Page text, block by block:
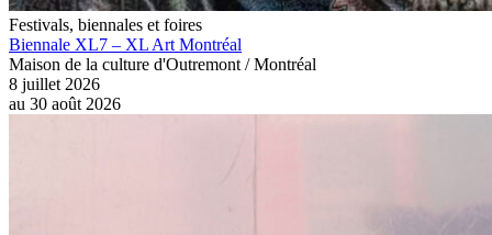
Festivals, biennales et foires
Biennale XL7 – XL Art Montréal
Maison de la culture d'Outremont / Montréal
8 juillet 2026
au 30 août 2026